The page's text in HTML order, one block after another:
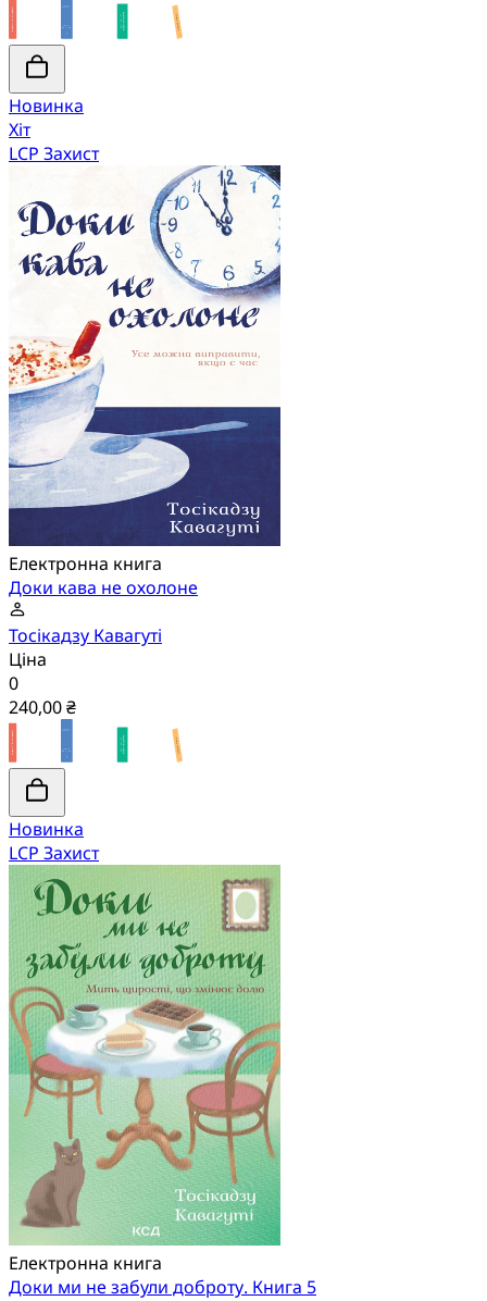
Новинка
Хіт
LCP Захист
Електронна книга
Доки кава не охолоне
Тосікадзу Кавагуті
Ціна
0
240,00 ₴
Новинка
LCP Захист
Електронна книга
Доки ми не забули доброту. Книга 5